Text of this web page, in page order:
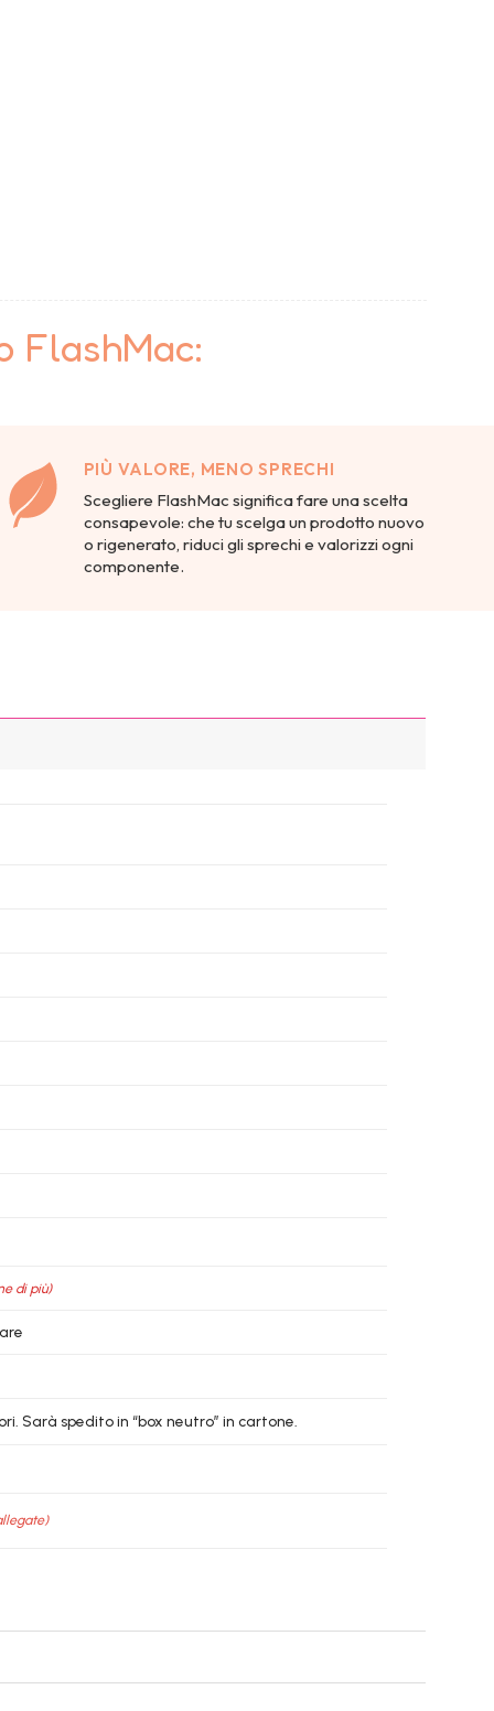
FlashMac:
PIÙ VALORE, MENO SPRECHI
Scegliere FlashMac significa fare una scelta
consapevole: che tu scelga un prodotto nuovo
o rigenerato, riduci gli sprechi e valorizzi ogni
componente.
di più)
Sarà spedito in “box neutro” in cartone.